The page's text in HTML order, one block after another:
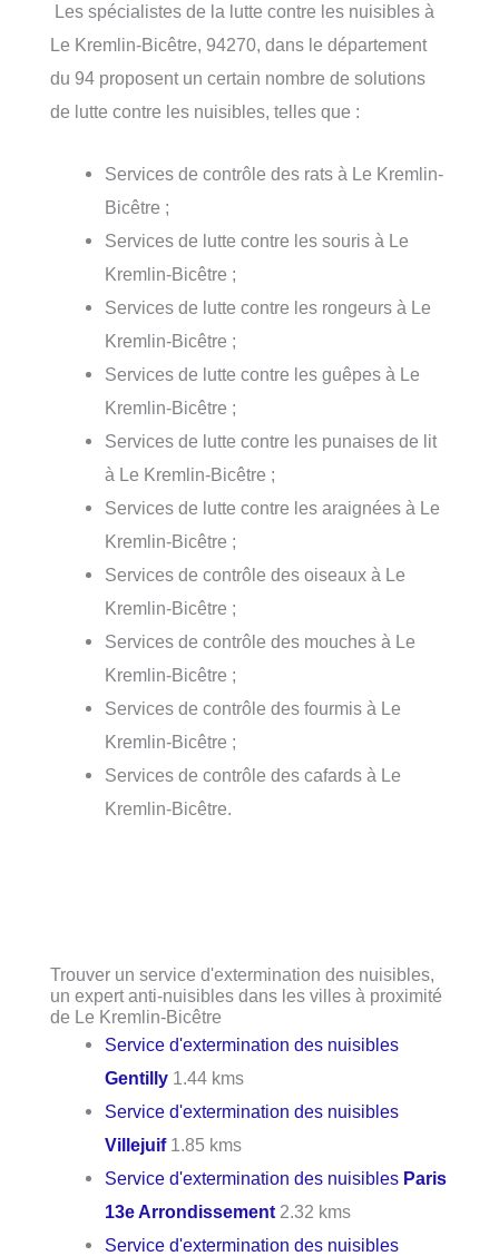
Les spécialistes de la lutte contre les nuisibles à
Le Kremlin-Bicêtre, 94270, dans le département
du 94 proposent un certain nombre de solutions
de lutte contre les nuisibles, telles que :
Services de contrôle des rats à Le Kremlin-
Bicêtre ;
Services de lutte contre les souris à Le
Kremlin-Bicêtre ;
Services de lutte contre les rongeurs à Le
Kremlin-Bicêtre ;
Services de lutte contre les guêpes à Le
Kremlin-Bicêtre ;
Services de lutte contre les punaises de lit
à Le Kremlin-Bicêtre ;
Services de lutte contre les araignées à Le
Kremlin-Bicêtre ;
Services de contrôle des oiseaux à Le
Kremlin-Bicêtre ;
Services de contrôle des mouches à Le
Kremlin-Bicêtre ;
Services de contrôle des fourmis à Le
Kremlin-Bicêtre ;
Services de contrôle des cafards à Le
Kremlin-Bicêtre.
Trouver un service d'extermination des nuisibles,
un expert anti-nuisibles dans les villes à proximité
de Le Kremlin-Bicêtre
Service d'extermination des nuisibles
Gentilly 1.44 kms
Service d'extermination des nuisibles
Villejuif1.85 kms
Service d'extermination des nuisibles Paris
13e Arrondissement 2.32 kms
Service d'extermination des nuisibles